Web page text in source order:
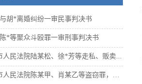
胡*离婚纠纷一审民事判决书
*等聚众斗殴罪一审刑事判决书
人民法院陆某松、徐*芳等走私、贩卖...
民法院陈某甲、肖某乙等盗窃罪，姜...